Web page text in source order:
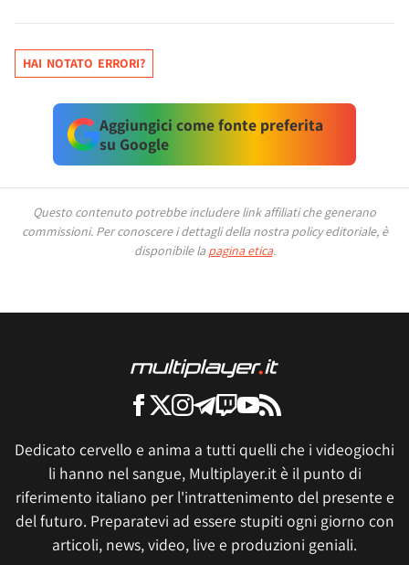
HAI NOTATO ERRORI?
Aggiungici come fonte preferita
su Google
Questo contenuto potrebbe includere link affiliati che generano
commissioni. Per conoscere i dettagli della nostra policy editoriale, è
disponibile la pagina etica.
Dedicato cervello e anima a tutti quelli che i videogiochi
li hanno nel sangue, Multiplayer.it è il punto di
riferimento italiano per l'intrattenimento del presente e
del futuro. Preparatevi ad essere stupiti ogni giorno con
articoli, news, video, live e produzioni geniali.